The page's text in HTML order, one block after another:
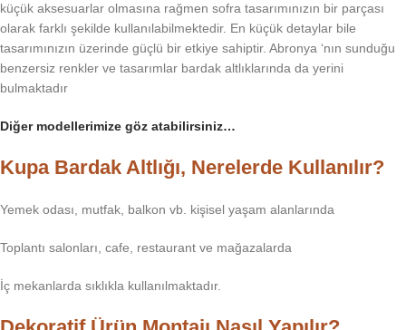
küçük aksesuarlar olmasına rağmen sofra tasarımınızın bir parçası
olarak farklı şekilde kullanılabilmektedir. En küçük detaylar bile
tasarımınızın üzerinde güçlü bir etkiye sahiptir. Abronya ‘nın sunduğu
benzersiz renkler ve tasarımlar bardak altlıklarında da yerini
bulmaktadır
Diğer modellerimize göz atabilirsiniz…
Kupa Bardak Altlığı, Nerelerde Kullanılır?
Yemek odası, mutfak, balkon vb. kişisel yaşam alanlarında
Toplantı salonları, cafe, restaurant ve mağazalarda
İç mekanlarda sıklıkla kullanılmaktadır.